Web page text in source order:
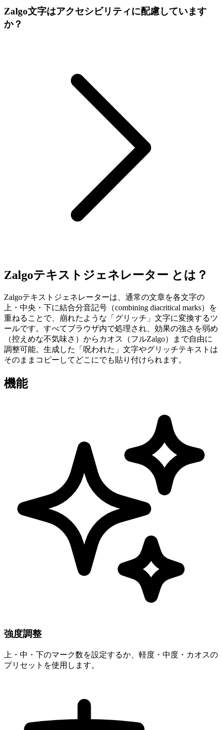
Zalgo文字はアクセシビリティに配慮しています
か？
Zalgoテキストジェネレーター とは？
Zalgoテキストジェネレーターは、通常の文章を各文字の
上・中央・下に結合分音記号（combining diacritical marks）を
重ねることで、崩れたような「グリッチ」文字に変換するツ
ールです。すべてブラウザ内で処理され、効果の強さを弱め
（控えめな不気味さ）からカオス（フルZalgo）まで自由に
調整可能。生成した「呪われた」文字やグリッチテキストは
そのままコピーしてどこにでも貼り付けられます。
機能
強度調整
上・中・下のマーク数を設定するか、軽度・中度・カオスの
プリセットを使用します。